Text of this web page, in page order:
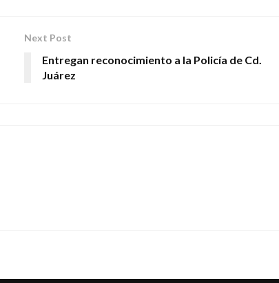
Next Post
Entregan reconocimiento a la Policía de Cd.
Juárez